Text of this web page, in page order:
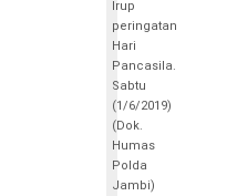
Irup
peringatan
Hari
Pancasila.
Sabtu
(1/6/2019)
(Dok.
Humas
Polda
Jambi)